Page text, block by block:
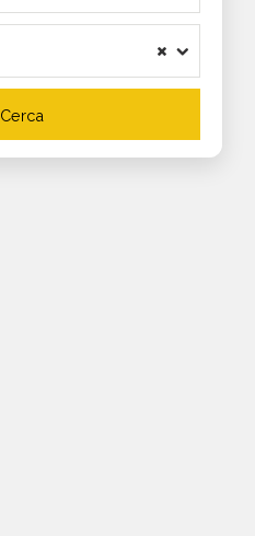
Cerca